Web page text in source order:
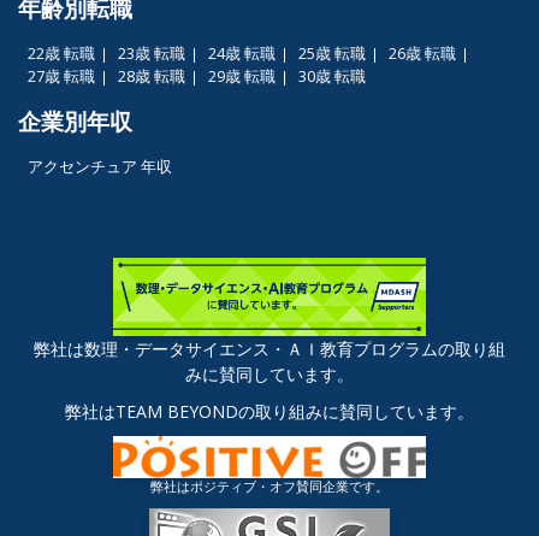
年齢別転職
22歳 転職 23歳 転職 24歳 転職 25歳 転職
26歳 転職
27歳 転職
28歳 転職 29歳 転職 30歳 転職
企業別年収
アクセンチュア 年収
弊社は数理・データサイエンス・ＡＩ教育プログラムの取り組
みに賛同しています。
弊社はTEAM BEYONDの取り組みに賛同しています。
弊社はポジティブ・オフ賛同企業です。